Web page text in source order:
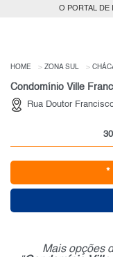
O PORTAL DE
HOME ZONA SUL
Condomínio Ville
*
Mais opções